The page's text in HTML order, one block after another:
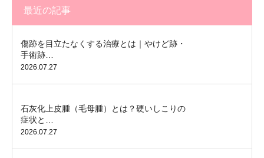
最近の記事
傷跡を目立たなくする治療とは｜やけど跡・
手術跡…
2026.07.27
石灰化上皮腫（毛母腫）とは？硬いしこりの
症状と…
2026.07.27